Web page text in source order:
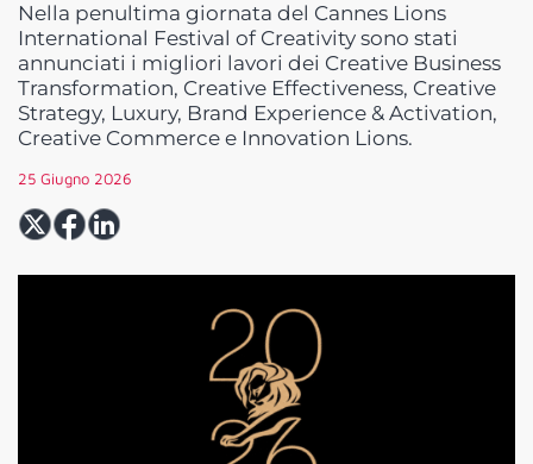
Nella penultima giornata del Cannes Lions
International Festival of Creativity sono stati
annunciati i migliori lavori dei Creative Business
Transformation, Creative Effectiveness, Creative
Strategy, Luxury, Brand Experience & Activation,
Creative Commerce e Innovation Lions.
25 Giugno 2026